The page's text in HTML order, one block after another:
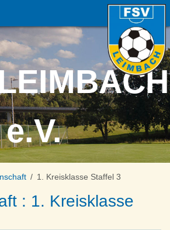
e.V.
1. Kreisklasse Staffel 3
: 1. Kreisklasse